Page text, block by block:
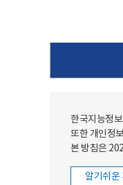
한국지능정
또한 개인정
본 방침은
알기쉬운